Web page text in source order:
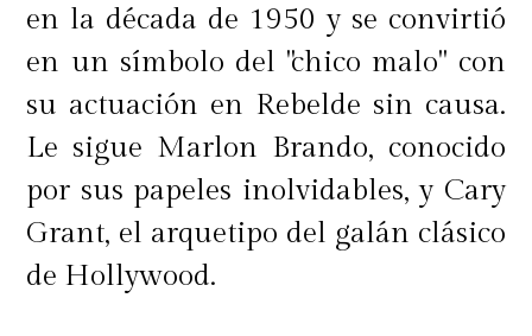
en la década de 1950 y se convirtió
en un símbolo del "chico malo" con
su actuación en Rebelde sin causa.
Le sigue Marlon Brando, conocido
por sus papeles inolvidables, y Cary
Grant, el arquetipo del galán clásico
de Hollywood.